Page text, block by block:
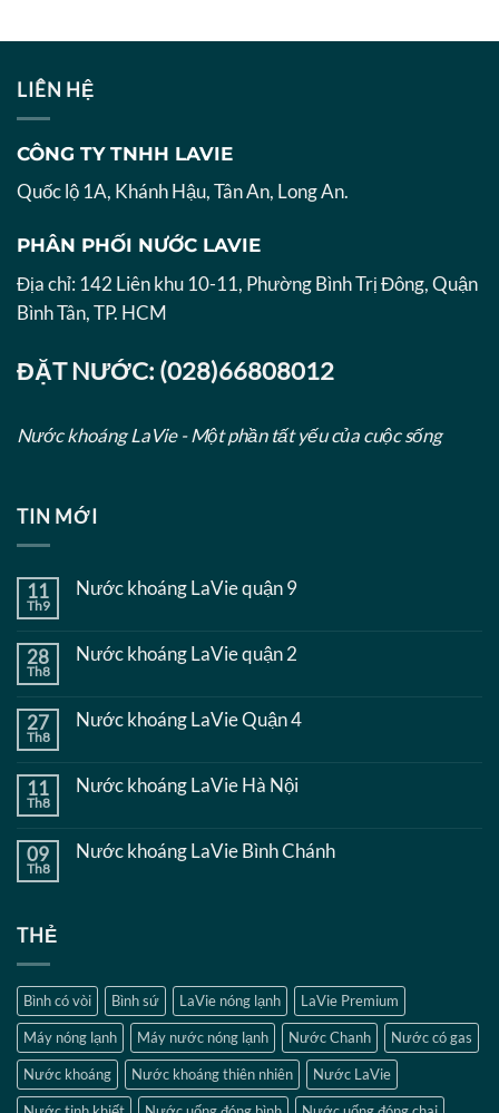
LIÊN HỆ
CÔNG TY TNHH LAVIE
Quốc lộ 1A, Khánh Hậu, Tân An, Long An.
PHÂN PHỐI NƯỚC LAVIE
Địa chỉ: 142 Liên khu 10-11, Phường Bình Trị Đông, Quận
Bình Tân, TP. HCM
ĐẶT NƯỚC: (028)66808012
Nước khoáng LaVie - Một phần tất yếu của cuộc sống
TIN MỚI
11
Th9
Nước khoáng LaVie quận 9
bình
luận
LaVie
28
Th8
Nước khoáng LaVie quận 2
bình
luận
LaVie
27
Th8
Nước khoáng LaVie Quận 4
bình
luận
LaVie
11
Th8
Nước khoáng LaVie Hà Nội
bình
luận
09
Th8
Nước khoáng LaVie Bình Chánh
LaVie
Bình
Chánh
THẺ
Bình có vòi Bình sứ LaVie nóng lạnh LaVie Premium
Máy nóng lạnh Máy nước nóng lạnh Nước Chanh Nước có gas
Nước khoáng Nước khoáng thiên nhiên Nước LaVie